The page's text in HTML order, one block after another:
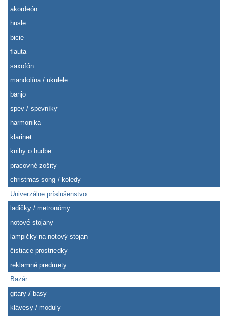
akordeón
husle
bicie
flauta
saxofón
mandolína / ukulele
banjo
spev / spevníky
harmonika
klarinet
knihy o hudbe
pracovné zošity
christmas song / koledy
Univerzálne príslušenstvo
ladičky / metronómy
notové stojany
lampičky na notový stojan
čistiace prostriedky
reklamné predmety
Bazár
gitary / basy
klávesy / moduly